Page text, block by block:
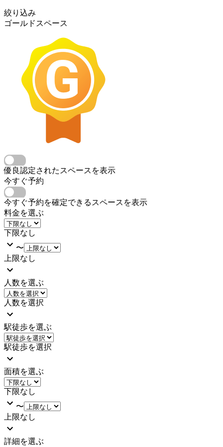
絞り込み
ゴールドスペース
優良認定されたスペースを表示
今すぐ予約
今すぐ予約を確定できるスペースを表示
料金を選ぶ
下限なし
〜
上限なし
人数を選ぶ
人数を選択
駅徒歩を選ぶ
駅徒歩を選択
面積を選ぶ
下限なし
〜
上限なし
詳細を選ぶ